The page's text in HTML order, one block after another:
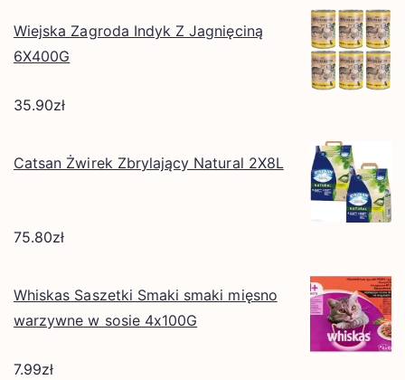
Wiejska Zagroda Indyk Z Jagnięciną
6X400G
35.90zł
Catsan Żwirek Zbrylający Natural 2X8L
75.80zł
Whiskas Saszetki Smaki smaki mięsno
warzywne w sosie 4x100G
7.99zł